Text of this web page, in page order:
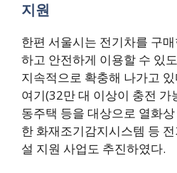
지원
한편 서울시는 전기차를 구
하고 안전하게 이용할 수 있
지속적으로 확충해 나가고
여기(32만 대 이상이 충전 가
동주택 등을 대상으로 열화
한 화재조기감지시스템 등
설 지원 사업도 추진하였다.